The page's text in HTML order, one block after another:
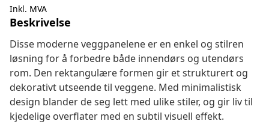
Inkl. MVA
Beskrivelse
Disse moderne veggpanelene er en enkel og stilren
løsning for å forbedre både innendørs og utendørs
rom. Den rektangulære formen gir et strukturert og
dekorativt utseende til veggene. Med minimalistisk
design blander de seg lett med ulike stiler, og gir liv til
kjedelige overflater med en subtil visuell effekt.